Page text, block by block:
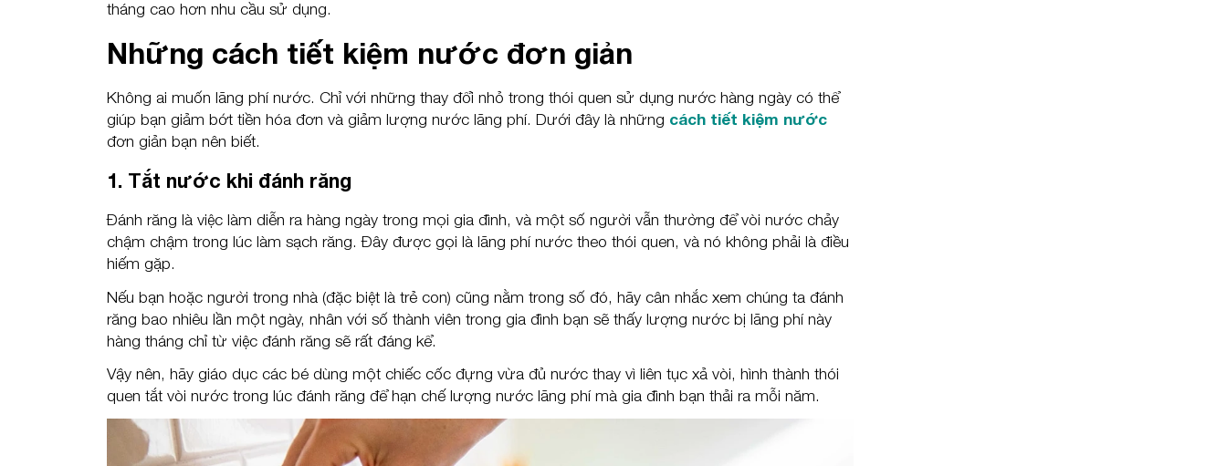
tháng cao hơn nhu cầu sử dụng.
Những cách tiết kiệm nước đơn giản
Không ai muốn lãng phí nước. Chỉ với những thay đổi nhỏ trong thói quen sử dụng nước hàng ngày có thể
giúp bạn giảm bớt tiền hóa đơn và giảm lượng nước lãng phí. Dưới đây là những cách tiết kiệm nước
đơn giản bạn nên biết.
1. Tắt nước khi đánh răng
Đánh răng là việc làm diễn ra hàng ngày trong mọi gia đình, và một số người vẫn thường để vòi nước chảy
chậm chậm trong lúc làm sạch răng. Đây được gọi là lãng phí nước theo thói quen, và nó không phải là điều
hiếm gặp.
Nếu bạn hoặc người trong nhà (đặc biệt là trẻ con) cũng nằm trong số đó, hãy cân nhắc xem chúng ta đánh
răng bao nhiêu lần một ngày, nhân với số thành viên trong gia đình bạn sẽ thấy lượng nước bị lãng phí này
hàng tháng chỉ từ việc đánh răng sẽ rất đáng kể.
Vậy nên, hãy giáo dục các bé dùng một chiếc cốc đựng vừa đủ nước thay vì liên tục xả vòi, hình thành thói
quen tắt vòi nước trong lúc đánh răng để hạn chế lượng nước lãng phí mà gia đình bạn thải ra mỗi năm.